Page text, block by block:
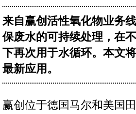
来自赢创活性氧化物业务
保废水的可持续处理，在
下再次用于水循环。本文
最新应用。
赢创位于德国马尔和美国